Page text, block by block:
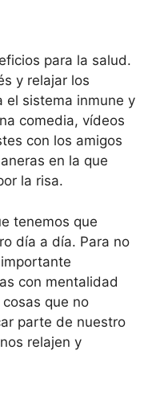
para la salud.
y relajar los
el sistema inmune y
comedia, vídeos
con los amigos
en la que
la risa.
tenemos que
día a día. Para no
con mentalidad
que no
parte de nuestro
relajen y